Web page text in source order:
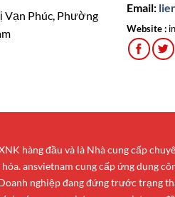
Vạn Phúc, Phường
Email:
Website :
hàng đầu và là Nhà cung cấp
ansvietnam cung cấp ứng dụng
nghiệp đang đứng trước trạng